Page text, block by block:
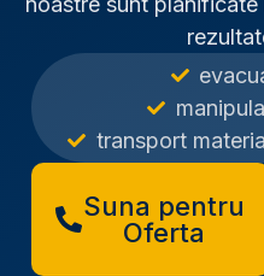
transport
Suna pentru
Oferta